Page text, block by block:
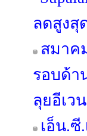
ลดสูงสุ
สมาค
รอบด้า
ลุยอีเว
เอ็น.